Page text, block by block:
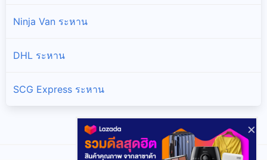
Ninja Van ระหาน
DHL ระหาน
SCG Express ระหาน
×